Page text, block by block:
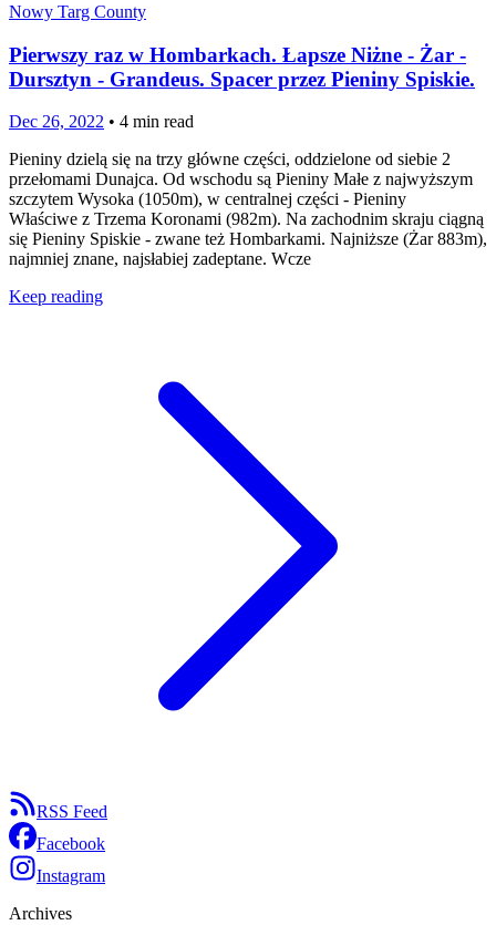
Nowy Targ County
Pierwszy raz w Hombarkach. Łapsze Niżne - Żar -
Dursztyn - Grandeus. Spacer przez Pieniny Spiskie.
Dec 26, 2022 • 4 min read
Pieniny dzielą się na trzy główne części, oddzielone od siebie 2
przełomami Dunajca. Od wschodu są Pieniny Małe z najwyższym
szczytem Wysoka (1050m), w centralnej części - Pieniny
Właściwe z Trzema Koronami (982m). Na zachodnim skraju ciągną
się Pieniny Spiskie - zwane też Hombarkami. Najniższe (Żar 883m),
najmniej znane, najsłabiej zadeptane. Wcze
Keep reading
RSS Feed
Facebook
Instagram
Archives